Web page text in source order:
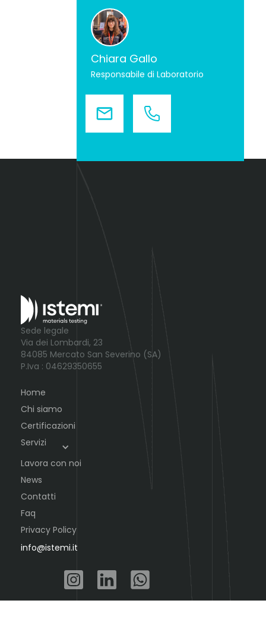
Chiara Gallo
Responsabile di Laboratorio
Sede legale
Via dei Lombardi, 23
84085 Mercato San Severino (SA)
P.Iva : 04629350655
Home
Chi siamo
Certificazioni
Servizi
Lavora con noi
News
Contatti
Faq
Privacy Policy
info@istemi.it